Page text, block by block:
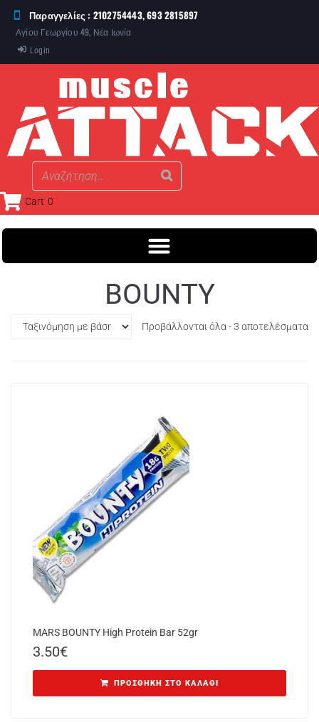
Παραγγελίες : 2102754443, 693 2815897
Αγίου Γεωργίου 49, Νέα Ιωνία
Login
Cart 0
BOUNTY
Προβάλλονται όλα - 3 αποτελέσματα
MARS BOUNTY High Protein Bar 52gr
3.50€
ΠΡΟΣΘΉΚΗ ΣΤΟ ΚΑΛΆΘΙ